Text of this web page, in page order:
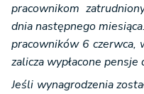
pracownikom
dnia następnego
pracowników 6 czerwca,
zalicza wypłacone
Jeśli wynagrodzenia